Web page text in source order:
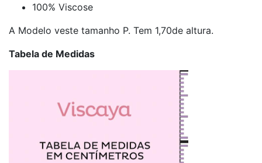
100% Viscose
A Modelo veste tamanho P. Tem 1,70de altura.
Tabela de Medidas